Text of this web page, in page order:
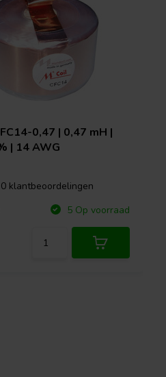
0,47 | 0,47 mH |
| 14 AWG
0 klantbeoordelingen
5 Op voorraad